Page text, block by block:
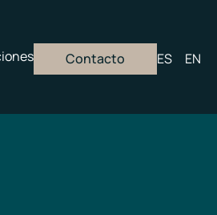
Contacto ES EN